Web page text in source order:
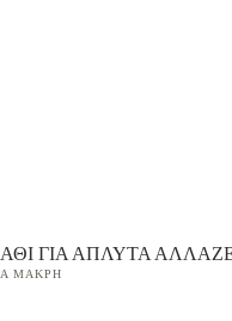
ΓΙΑ ΆΠΛΥΤΑ
ΜΑΚΡΉ